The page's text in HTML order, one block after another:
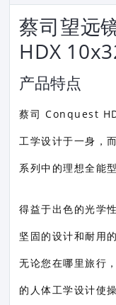
蔡司望远
HDX
产品特点
蔡司 Conquest
工学设计于一身，
系列中的理想全能型
得益于出色的光学
坚固的设计和耐用
无论您在哪里旅行
的人体工学设计使